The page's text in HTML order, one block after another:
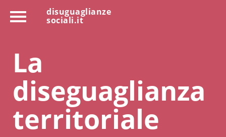
disuguaglianze
sociali.it
La
diseguaglianza
territoriale